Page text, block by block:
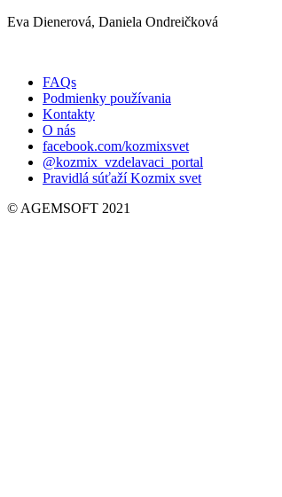
Eva Dienerová, Daniela Ondreičková
FAQs
Podmienky používania
Kontakty
O nás
facebook.com/kozmixsvet
@kozmix_vzdelavaci_portal
Pravidlá súťaží Kozmix svet
© AGEMSOFT 2021